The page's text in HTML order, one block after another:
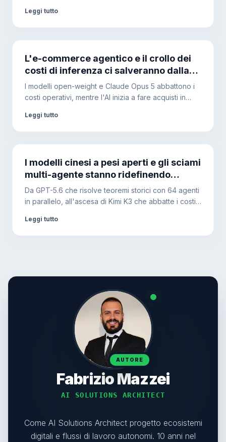
diventeranno l'unica soluzione per garantire
sicurezza e controllo dei costi.
Leggi tutto
L'e-commerce agentico e il crollo dei
costi di inferenza ci salveranno dalla
bolla del debito AI?
I modelli open-weight e Claude Opus 5 abbattono i
costi operativi, mentre l'AI inizia a fare acquisti in
però di diversificare l'infrastruttura.
Leggi tutto
I modelli cinesi a pesi aperti e gli sciami
multi-agente stanno ridefinendo
l'infrastruttura dell'intelligenza
artificiale?
Da GPT-5.6 che risolve teoremi storici con 64 agenti
in parallelo, all'ascesa di Kimi K3 che abbatte i costi
produttività, sicurezza e prompt engineering.
Leggi tutto
AUTORE
Fabrizio Mazzei
AI SOLUTIONS ARCHITECT
Come AI Solutions Architect progetto ecosistemi
digitali e flussi di lavoro autonomi. 10 anni nel